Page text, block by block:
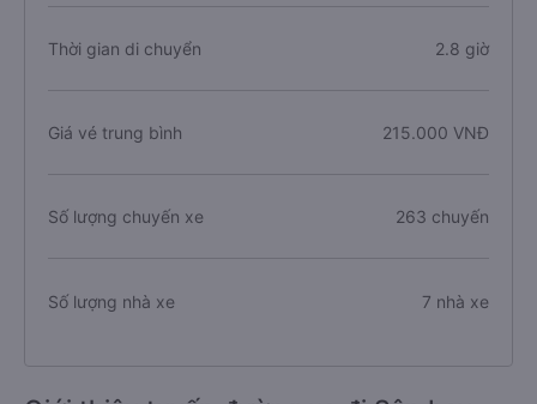
Thời gian di chuyển 2.8 giờ
Giá vé trung bình 215.000 VNĐ
Số lượng chuyến xe 263 chuyến
Số lượng nhà xe 7 nhà xe